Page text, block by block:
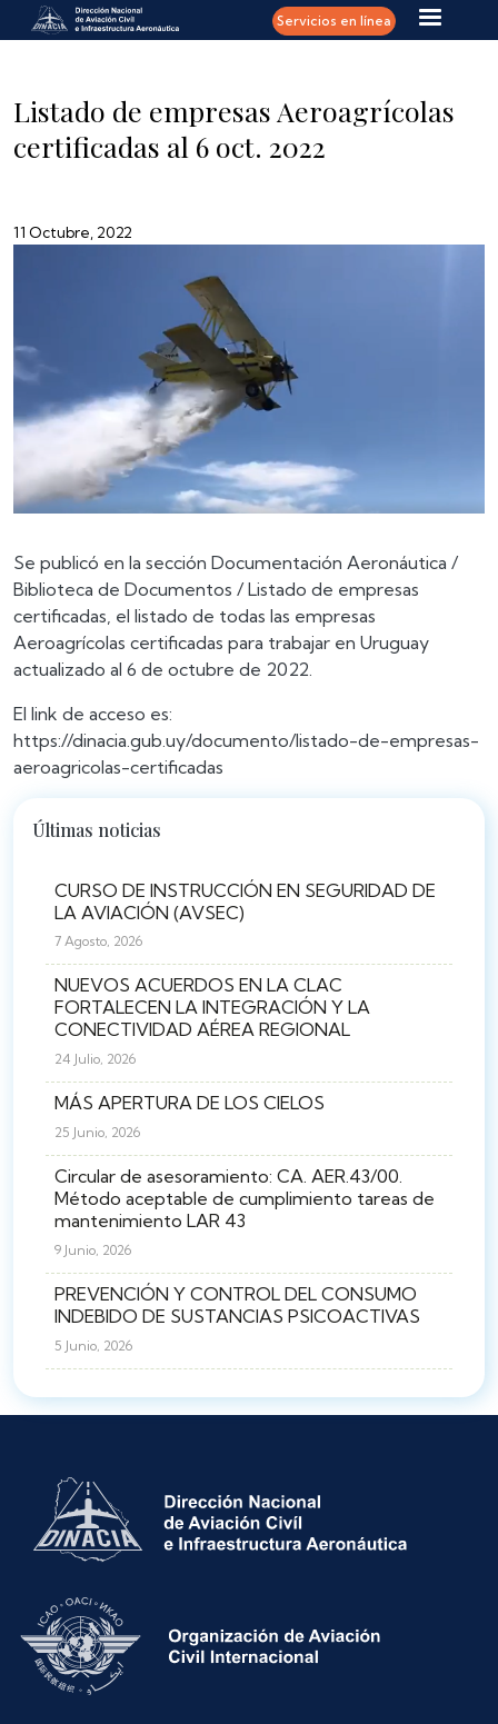
Pasar al contenido principal Servicios en línea
Listado de empresas Aeroagrícolas
certificadas al 6 oct. 2022
11 Octubre, 2022
Se publicó en la sección Documentación Aeronáutica /
Biblioteca de Documentos / Listado de empresas
certificadas, el listado de todas las empresas
Aeroagrícolas certificadas para trabajar en Uruguay
actualizado al 6 de octubre de 2022.
El link de acceso es:
https://dinacia.gub.uy/documento/listado-de-empresas-
aeroagricolas-certificadas
Últimas noticias
CURSO DE INSTRUCCIÓN EN SEGURIDAD DE
LA AVIACIÓN (AVSEC)
7 Agosto, 2026
NUEVOS ACUERDOS EN LA CLAC
FORTALECEN LA INTEGRACIÓN Y LA
CONECTIVIDAD AÉREA REGIONAL
24 Julio, 2026
MÁS APERTURA DE LOS CIELOS
25 Junio, 2026
Circular de asesoramiento: CA. AER.43/00.
Método aceptable de cumplimiento tareas de
mantenimiento LAR 43
9 Junio, 2026
PREVENCIÓN Y CONTROL DEL CONSUMO
INDEBIDO DE SUSTANCIAS PSICOACTIVAS
5 Junio, 2026